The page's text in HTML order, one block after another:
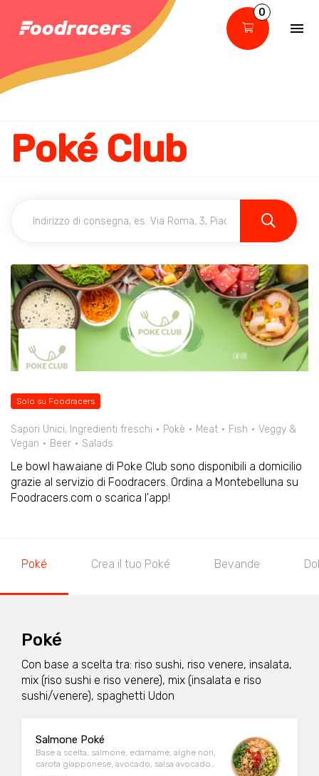
0
Poké Club
Solo su Foodracers
Sapori Unici, Ingredienti freschi Pokè Meat Fish
Veggy &
Vegan
Beer Salads
Le bowl hawaiane di Poke Club sono disponibili a domicilio
grazie al servizio di Foodracers. Ordina a Montebelluna su
Foodracers.com o scarica l'app!
Poké Crea il tuo Poké Bevande
Poké
Con base a scelta tra: riso sushi, riso venere, insalata,
mix (riso sushi e riso venere), mix (insalata e riso
sushi/venere), spaghetti Udon
Salmone Poké
Base a scelta, salmone, edamame, alghe nori,
carota giapponese, avocado, salsa avocado,